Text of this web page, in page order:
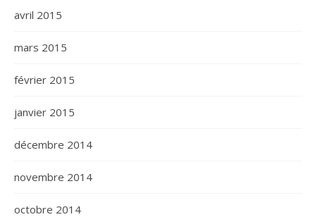
avril 2015
mars 2015
février 2015
janvier 2015
décembre 2014
novembre 2014
octobre 2014